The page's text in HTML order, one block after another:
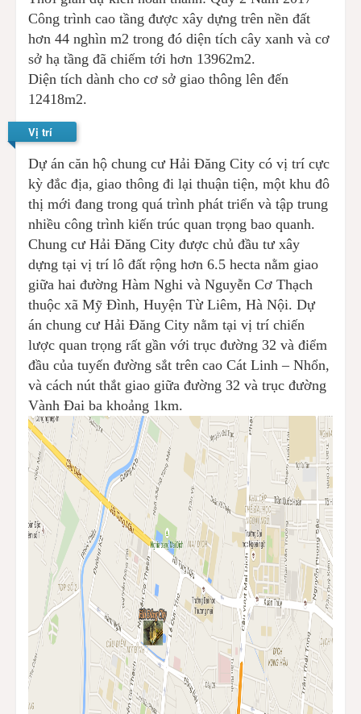
Công trình cao tầng được xây dựng trên nền đất
hơn 44 nghìn m2 trong đó diện tích cây xanh và cơ
sở hạ tầng đã chiếm tới hơn 13962m2.
Diện tích dành cho cơ sở giao thông lên đến
12418m2.
Vị trí
Dự án căn hộ chung cư Hải Đăng City có vị trí cực
kỳ đắc địa, giao thông đi lại thuận tiện, một khu đô
thị mới đang trong quá trình phát triển và tập trung
nhiều công trình kiến trúc quan trọng bao quanh.
Chung cư Hải Đăng City được chủ đầu tư xây
dựng tại vị trí lô đất rộng hơn 6.5 hecta nằm giao
giữa hai đường Hàm Nghi và Nguyễn Cơ Thạch
thuộc xã Mỹ Đình, Huyện Từ Liêm, Hà Nội. Dự
án chung cư Hải Đăng City nằm tại vị trí chiến
lược quan trọng rất gần với trục đường 32 và điểm
đầu của tuyến đường sắt trên cao Cát Linh – Nhổn,
và cách nút thắt giao giữa đường 32 và trục đường
Vành Đai ba khoảng 1km.